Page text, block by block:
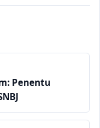
Penentu